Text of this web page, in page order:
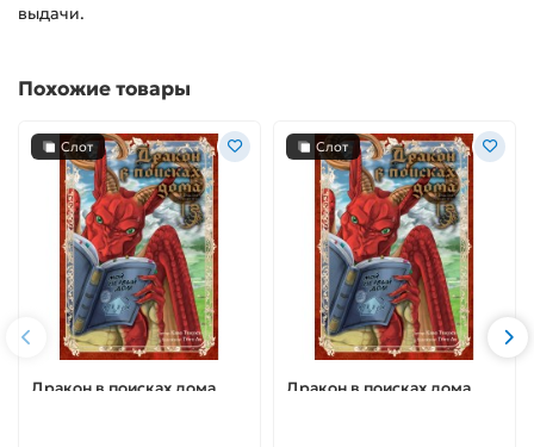
выдачи.
Похожие товары
Слот
Дракон в поисках дома.
Слот
Дракон в поисках дома.